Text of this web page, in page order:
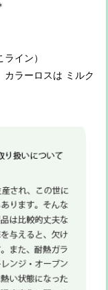
イン）
カラーロスは ミルク